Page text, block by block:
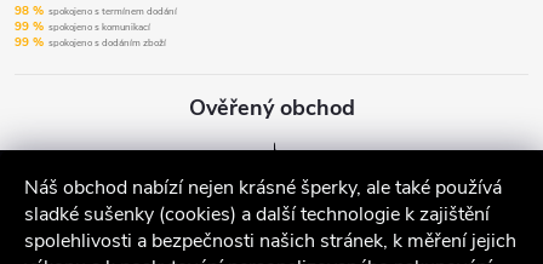
Náš obchod nabízí nejen krásné šperky, ale také používá
sladké sušenky (cookies) a další technologie k zajištění
spolehlivosti a bezpečnosti našich stránek, k měření jejich
98 % spokojeno s termínem dodání
99 % spokojeno s komunikací
99 % spokojeno s dodáním zboží
Ověřený obchod